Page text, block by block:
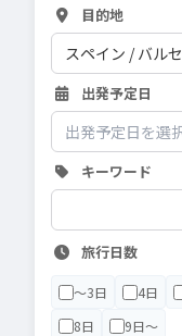
目的地
出発予定日
キーワード
旅行日数
〜3日 4日
8日
9日〜